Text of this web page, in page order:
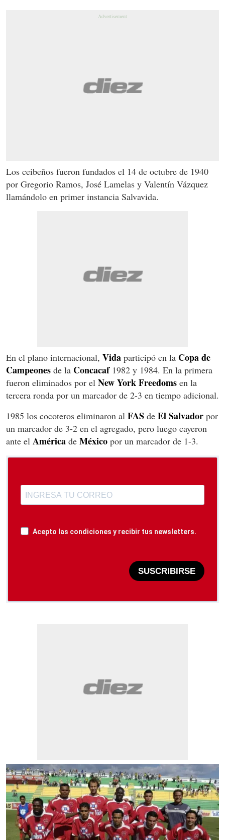
Los ceibeños fueron fundados el 14 de octubre de 1940
por Gregorio Ramos, José Lamelas y Valentín Vázquez
llamándolo en primer instancia Salvavida.
En el plano internacional, Vida participó en la Copa de
Campeones de la Concacaf1982 y 1984. En la primera
fueron eliminados por el New York Freedoms en la
tercera ronda por un marcador de 2-3 en tiempo adicional.
1985 los cocoteros eliminaron al FAS de El Salvador por
un marcador de 3-2 en el agregado, pero luego cayeron
ante el América de México por un marcador de 1-3.
Acepto las condiciones y recibir tus newsletters.
SUSCRIBIRSE